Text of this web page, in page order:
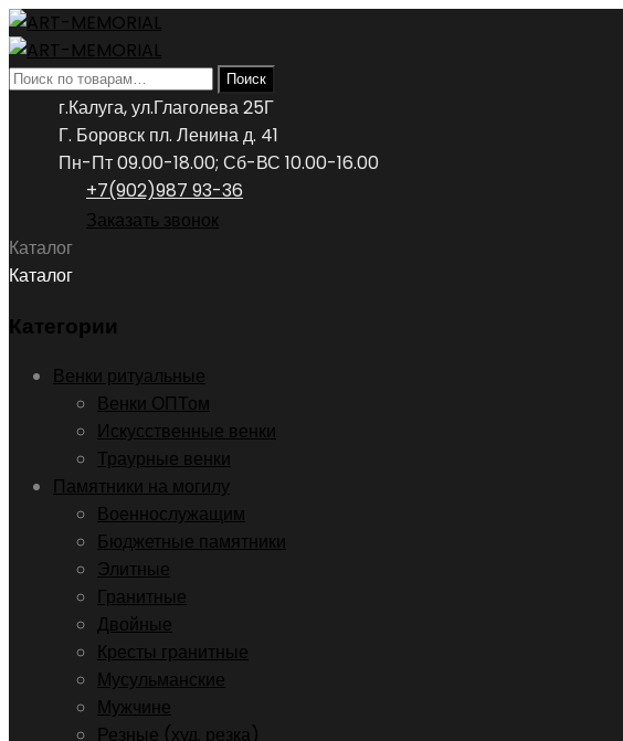
Искать: Поиск
г.Калуга, ул.Глаголева 25Г
Г. Боровск пл. Ленина д. 41
Пн-Пт 09.00-18.00; Сб-ВС 10.00-16.00
+7(902)987 93-36
Заказать звонок
Каталог
Каталог
Категории
Венки ритуальные
Венки ОПТом
Искусственные венки
Траурные венки
Памятники на могилу
Военнослужащим
Бюджетные памятники
Элитные
Гранитные
Двойные
Кресты гранитные
Мусульманские
Мужчине
Резные (худ. резка)